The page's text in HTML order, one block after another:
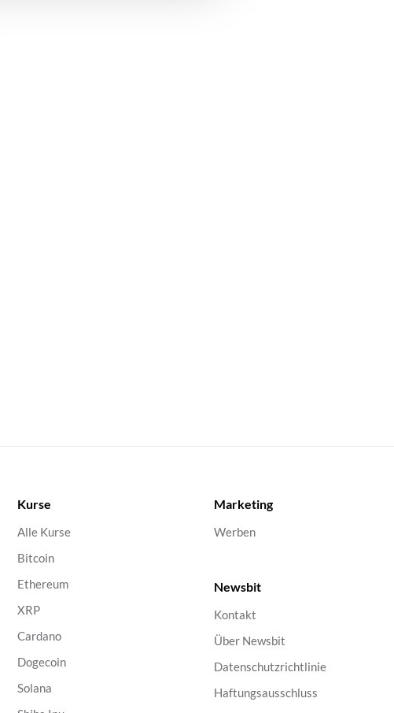
Kurse
Alle Kurse
Bitcoin
Ethereum
XRP
Cardano
Dogecoin
Solana
Marketing
Werben
Newsbit
Kontakt
Über Newsbit
Datenschutzrichtlinie
Haftungsausschluss